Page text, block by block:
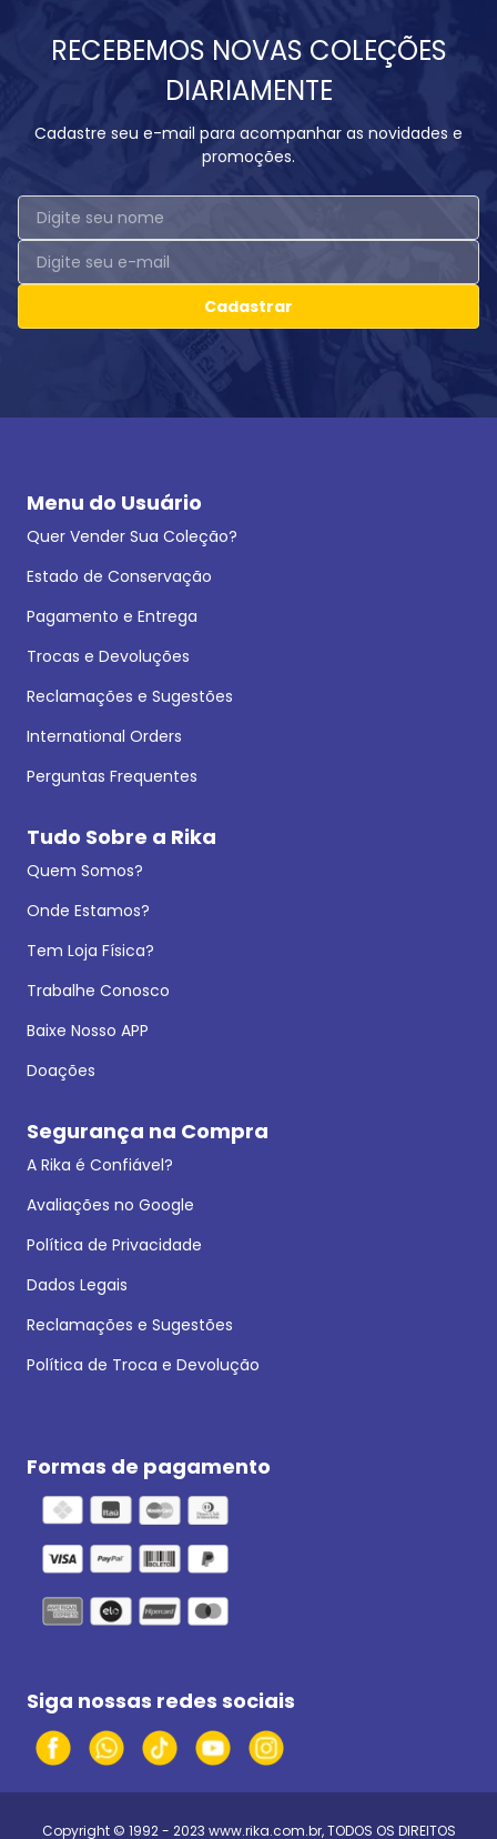
RECEBEMOS NOVAS COLEÇÕES
DIARIAMENTE
Cadastre seu e-mail para acompanhar as novidades e
promoções.
Cadastrar
Menu do Usuário
Quer Vender Sua Coleção?
Estado de Conservação
Pagamento e Entrega
Trocas e Devoluções
Reclamações e Sugestões
International Orders
Perguntas Frequentes
Tudo Sobre a Rika
Quem Somos?
Onde Estamos?
Tem Loja Física?
Trabalhe Conosco
Baixe Nosso APP
Doações
Segurança na Compra
A Rika é Confiável?
Avaliações no Google
Política de Privacidade
Dados Legais
Reclamações e Sugestões
Política de Troca e Devolução
Formas de pagamento
Siga nossas redes sociais
Copyright © 1992 - 2023 www.rika.com.br, TODOS OS DIREITOS